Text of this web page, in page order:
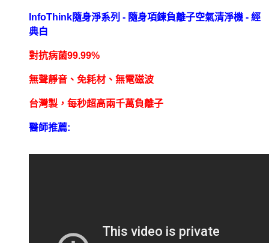
InfoThink隨身淨系列 - 隨身項鍊負離子空氣清淨機 - 經
典白
對抗病菌99.99%
無聲靜音、免耗材、無電磁波
台灣製，每秒超高兩千萬負離子
醫師推薦: